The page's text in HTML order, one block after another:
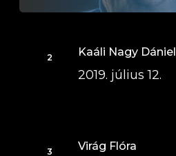
Kaáli Nagy Dániel
2019. július 12.
Virág Flóra